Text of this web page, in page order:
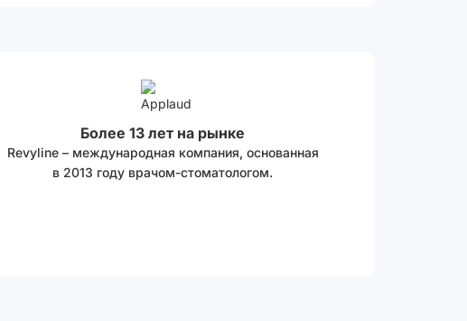
Более 13 лет на рынке
Revyline – международная компания, основанная
в 2013 году врачом-стоматологом.